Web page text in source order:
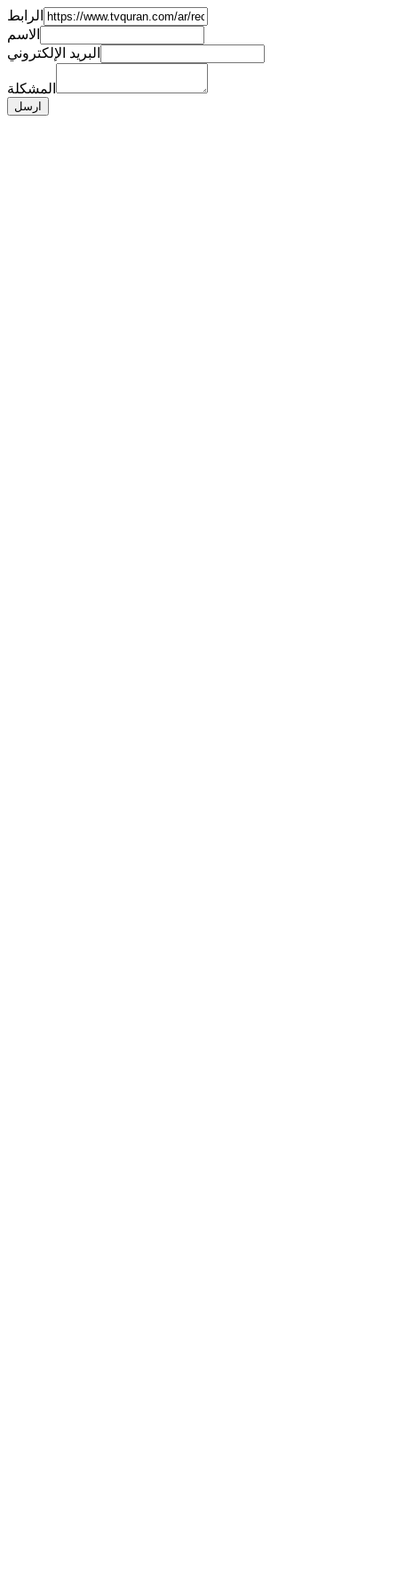
الرابط
الاسم
البريد الإلكتروني
المشكلة
ارسل